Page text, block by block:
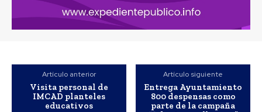
Artículo anterior
Visita personal de
IMCAD planteles
educativos
Artículo siguiente
Entrega Ayuntamiento
800 despensas como
parte de la campaña